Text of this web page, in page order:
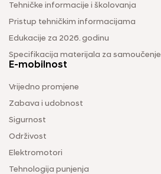
Tehničke informacije i školovanja
Pristup tehničkim informacijama
Edukacije za 2026. godinu
Specifikacija materijala za samoučenje
E-mobilnost
Vrijedno promjene
Zabava i udobnost
Sigurnost
Održivost
Elektromotori
Tehnologija punjenja